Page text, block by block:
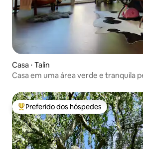
Casa ⋅ Talin
Casa em uma área verde e tranquila
Entre os melhores preferidos dos
Preferido dos hóspedes